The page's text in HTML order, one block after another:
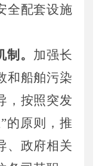
全配套设施
制。 加强长
和船舶污染
，按照突发
”的原则， 推
、政府相关